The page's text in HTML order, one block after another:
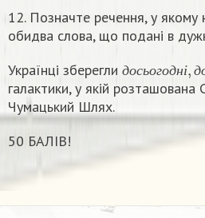
12. Позначте речення, у
обидва слова, що подані в
Українці зберегли
д о с ь о г о д н і д
д о н ,д
галактики, у якій розташована
Чумацький Шлях.
50 БАЛІВ!